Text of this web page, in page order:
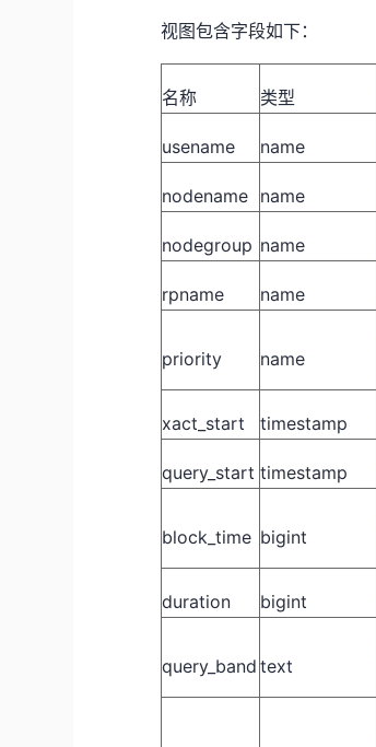
视图包含字段如下：
名称 类型
usename name
nodename name
nodegroup name
rpname name
priority name
xact_start timestamp
query_start timestamp
block_time bigint
duration bigint
query_band text